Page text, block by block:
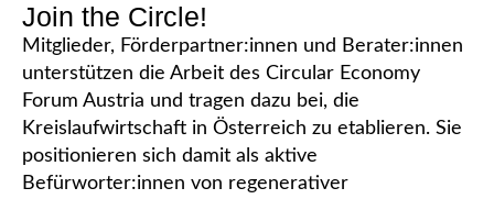
Join the Circle!
Mitglieder, Förderpartner:innen und Berater:innen
unterstützen die Arbeit des Circular Economy
Forum Austria und tragen dazu bei, die
Kreislaufwirtschaft in Österreich zu etablieren. Sie
positionieren sich damit als aktive
Befürworter:innen von regenerativer